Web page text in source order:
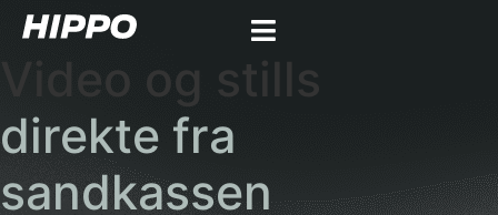
Video og stills
direkte fra
sandkassen